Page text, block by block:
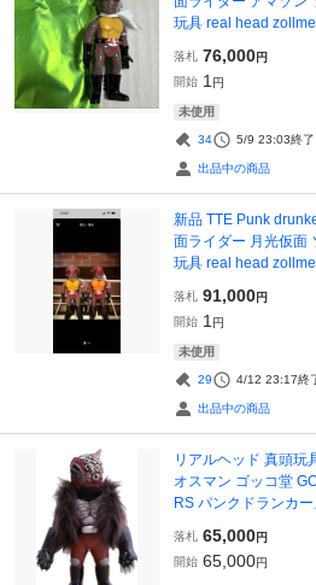
玩具 real head
落札 76,000円
開始 1 円
未使用
34 5/9 23:03終了
出品中の商品
新品 TTE Punk
面ライダー 月光仮面
玩具 real head
落札 91,000円
開始 1 円
未使用
29 4/12 23:17終
出品中の商品
リアルヘッド 真頭玩
オスマン ゴッコ堂
RS パンクドランカ
落札 65,000円
開始 65,000円